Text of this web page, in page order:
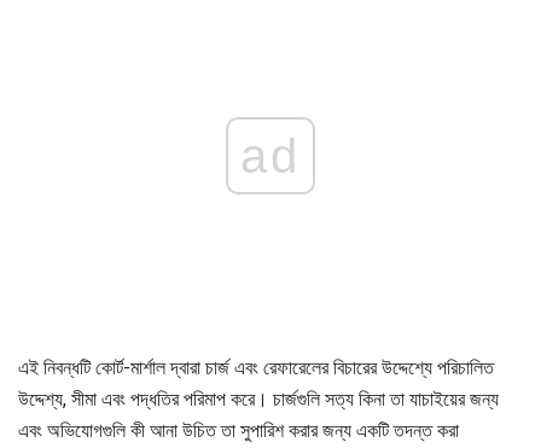
ad
এই নিবন্ধটি কোর্ট-মার্শাল দ্বারা চার্জ এবং রেফারেলের বিচারের উদ্দেশ্যে পরিচালিত
উদ্দেশ্য, সীমা এবং পদ্ধতির পরিমাপ করে। চার্জগুলি সত্য কিনা তা যাচাইয়ের জন্য
এবং অভিযোগগুলি কী আনা উচিত তা সুপারিশ করার জন্য একটি তদন্ত করা